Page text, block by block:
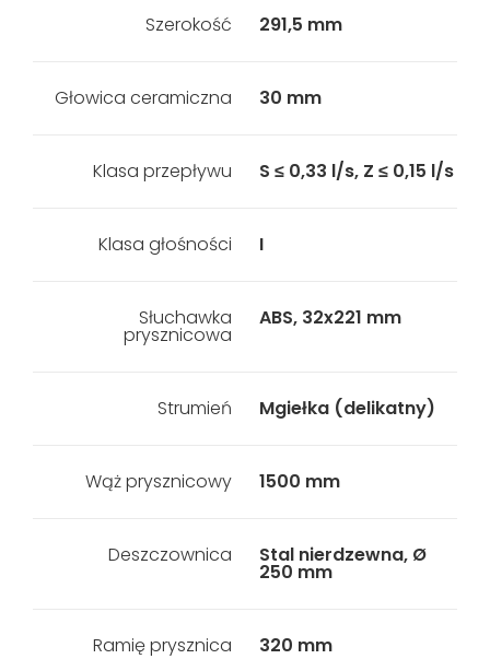
Szerokość 291,5 mm
Głowica ceramiczna 30 mm
Klasa przepływu S ≤ 0,33 l/s, Z ≤ 0,15 l/s
Klasa głośności I
Słuchawka
prysznicowa
ABS, 32x221 mm
Strumień Mgiełka (delikatny)
Wąż prysznicowy 1500 mm
Deszczownica Stal nierdzewna, Ø
250 mm
Ramię prysznica 320 mm